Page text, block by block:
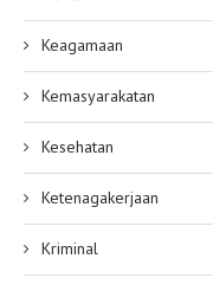
Keagamaan
Kemasyarakatan
Kesehatan
Ketenagakerjaan
Kriminal